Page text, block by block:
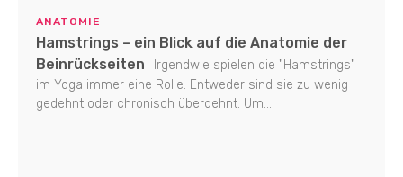
ANATOMIE
Hamstrings – ein Blick auf die Anatomie der
Beinrückseiten
Irgendwie spielen die "Hamstrings"
im Yoga immer eine Rolle. Entweder sind sie zu wenig
gedehnt oder chronisch überdehnt. Um...